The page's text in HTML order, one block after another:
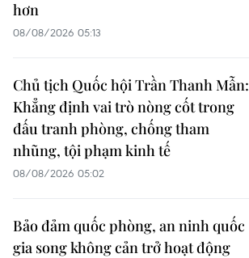
hơn
08/08/2026 05:13
Chủ tịch Quốc hội Trần Thanh Mẫn:
Khẳng định vai trò nòng cốt trong
đấu tranh phòng, chống tham
nhũng, tội phạm kinh tế
08/08/2026 05:02
Bảo đảm quốc phòng, an ninh quốc
gia song không cản trở hoạt động